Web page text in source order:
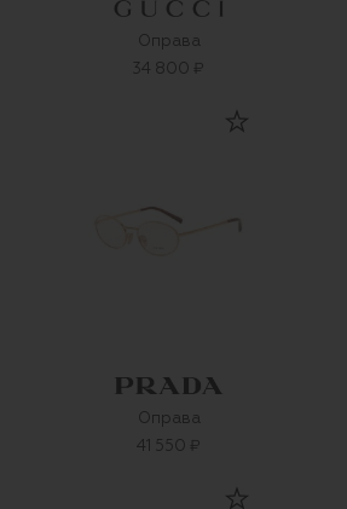
Оправа
34 800 ₽
Оправа
41 550 ₽